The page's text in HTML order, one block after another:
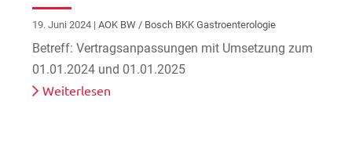
19. Juni 2024 |AOK BW / Bosch BKK Gastroenterologie
Betreff: Vertragsanpassungen mit Umsetzung zum
01.01.2024 und 01.01.2025
Weiterlesen